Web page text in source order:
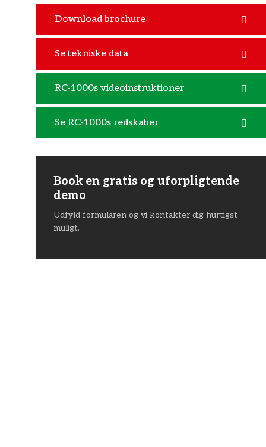
Download brochure
Se tekniske data
RC-1000s videoinstruktioner
Se RC-1000s redskaber
Book en gratis og uforpligtende
demo
Udfyld formularen og vi kontakter dig hurtigst
muligt.